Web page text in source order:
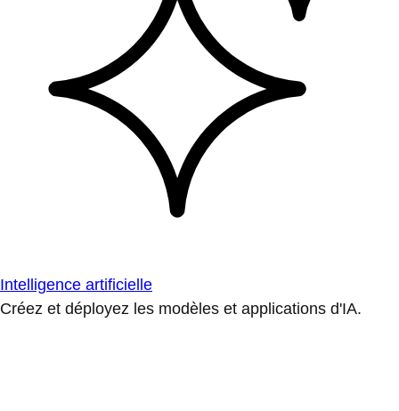
Intelligence artificielle
Créez et déployez les modèles et applications d'IA.